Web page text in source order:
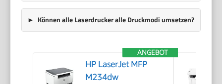
Können alle Laserdrucker alle Druckmodi umsetzen?
ANGEBOT
HP LaserJet MFP
M234dw